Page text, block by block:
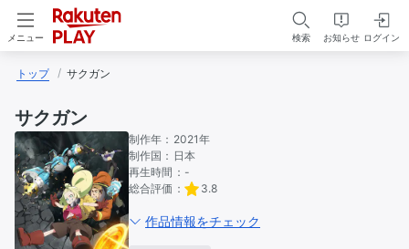
メニュー 検索 お知らせ ログイン
トップ サクガン
サクガン
制作年： 2021年
制作国： 日本
再生時間： -
総合評価：
3.8
作品情報をチェック